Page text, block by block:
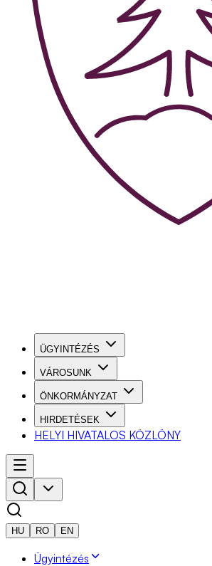
ÜGYINTÉZÉS
VÁROSUNK
ÖNKORMÁNYZAT
HIRDETÉSEK
HELYI HIVATALOS KÖZLÖNY
HU RO EN
Ügyintézés